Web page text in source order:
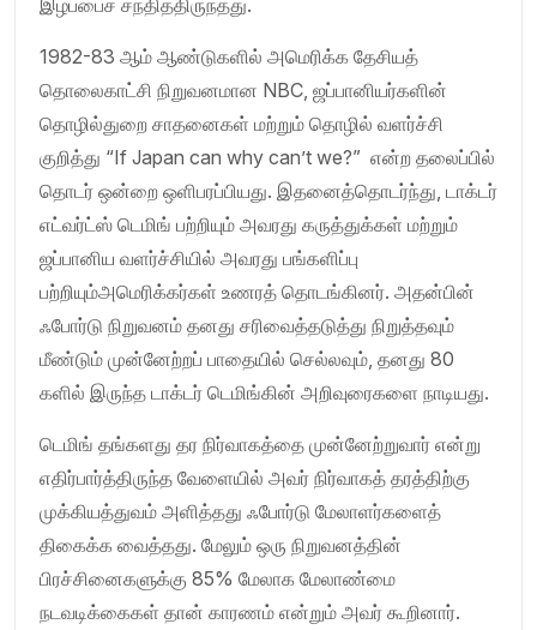
1982-83 ஆம் ஆண்டுகளில் அமெரிக்க தேசியத்
தொலைகாட்சி நிறுவனமான NBC, ஜப்பானியர்களின்
தொழில்துறை சாதனைகள் மற்றும் தொழில் வளர்ச்சி
குறித்து “If Japan can why can’t we?” என்ற தலைப்பில்
தொடர் ஒன்றை ஒளிபரப்பியது. இதனைத்தொடர்ந்து, டாக்டர்
எட்வர்ட்ஸ் டெமிங் பற்றியும் அவரது கருத்துக்கள் மற்றும்
ஜப்பானிய வளர்ச்சியில் அவரது பங்களிப்பு
பற்றியும்அமெரிக்கர்கள் உணரத் தொடங்கினர். அதன்பின்
ஃபோர்டு நிறுவனம் தனது சரிவைத்தடுத்து நிறுத்தவும்
மீண்டும் முன்னேற்றப் பாதையில் செல்லவும், தனது 80
களில் இருந்த டாக்டர் டெமிங்கின் அறிவுரைகளை நாடியது.
டெமிங் தங்களது தர நிர்வாகத்தை முன்னேற்றுவார் என்று
எதிர்பார்த்திருந்த வேளையில் அவர் நிர்வாகத் தரத்திற்கு
முக்கியத்துவம் அளித்தது ஃபோர்டு மேலாளர்களைத்
திகைக்க வைத்தது. மேலும் ஒரு நிறுவனத்தின்
பிரச்சினைகளுக்கு 85% மேலாக மேலாண்மை
நடவடிக்கைகள் தான் காரணம் என்றும் அவர் கூறினார்.